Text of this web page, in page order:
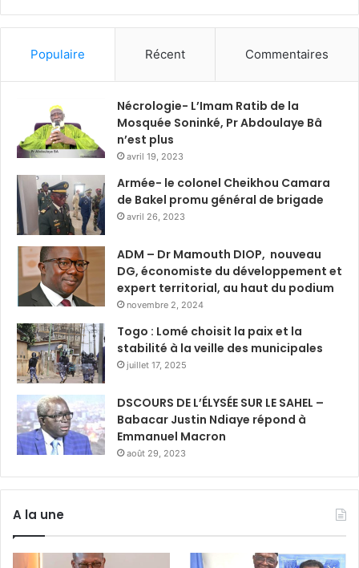
Populaire Récent Commentaires
Nécrologie- L’Imam Ratib de la
Mosquée Soninké, Pr Abdoulaye Bâ
n’est plus
avril 19, 2023
Armée- le colonel Cheikhou Camara
de Bakel promu général de brigade
avril 26, 2023
ADM – Dr Mamouth DIOP, nouveau
DG, économiste du développement et
expert territorial, au haut du podium
novembre 2, 2024
Togo : Lomé choisit la paix et la
stabilité à la veille des municipales
juillet 17, 2025
DSCOURS DE L’ÉLYSÉE SUR LE SAHEL –
Babacar Justin Ndiaye répond à
Emmanuel Macron
août 29, 2023
A la une